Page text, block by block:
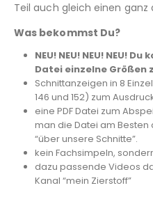
Teil auch gleich einen ganz
Was bekommst Du?
NEU! NEU! NEU! NEU!
Datei einzelne Größen
Schnittanzeigen in 8
146 und 152) zum
eine PDF Datei zum
man die Datei am Besten
“über unsere Schnitte”.
kein Fachsimpeln,
dazu passende Videos
Kanal “mein Zierstoff”